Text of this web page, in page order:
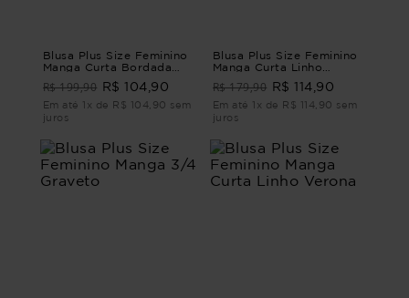
Blusa Plus Size Feminino
Manga Curta Bordada
Lazio BLUSA PLUS SIZE
FEMININO MANGA CURTA
LAZIO G2
R$ 199,90 R$ 104,90
Em até 1x de R$ 104,90 sem
juros
Blusa Plus Size Feminino
Manga Curta Linho
R$ 179,90 R$ 114,90
Em até 1x de R$ 114,90 sem
juros